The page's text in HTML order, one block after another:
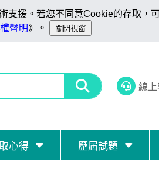
援。若您不同意Cookie的存取，
聲明》。
線上
心得 歷屆試題